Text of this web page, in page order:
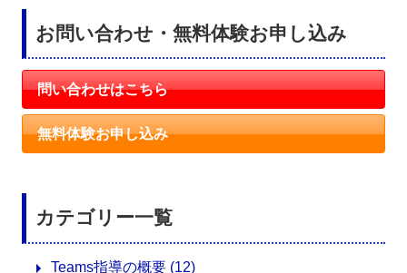
お問い合わせ・無料体験お申し込み
問い合わせはこちら
無料体験お申し込み
カテゴリー一覧
Teams指導の概要 (12)